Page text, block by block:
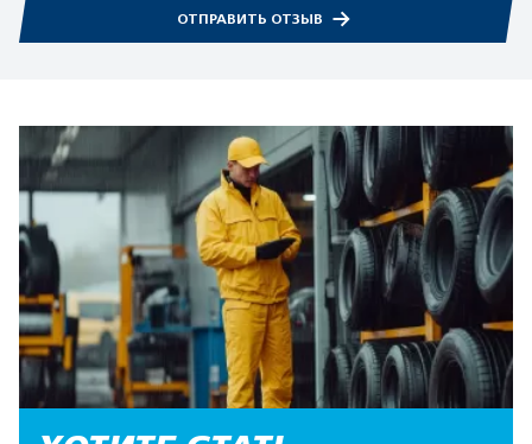
ОТПРАВИТЬ ОТЗЫВ